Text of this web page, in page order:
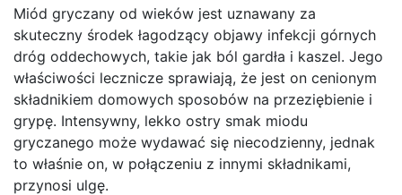
Miód gryczany od wieków jest uznawany za
skuteczny środek łagodzący objawy infekcji górnych
dróg oddechowych, takie jak ból gardła i kaszel. Jego
właściwości lecznicze sprawiają, że jest on cenionym
składnikiem domowych sposobów na przeziębienie i
grypę. Intensywny, lekko ostry smak miodu
gryczanego może wydawać się niecodzienny, jednak
to właśnie on, w połączeniu z innymi składnikami,
przynosi ulgę.